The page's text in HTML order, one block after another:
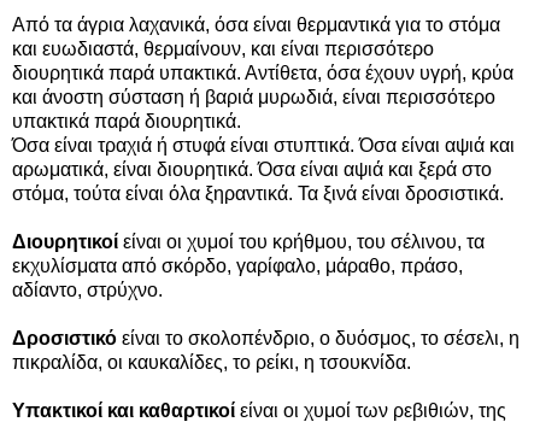
Από τα άγρια λαχανικά, όσα είναι θερμαντικά για το στόμα
και ευωδιαστά, θερμαίνουν, και είναι περισσότερο
διουρητικά παρά υπακτικά. Αντίθετα, όσα έχουν υγρή, κρύα
και άνοστη σύσταση ή βαριά μυρωδιά, είναι περισσότερο
υπακτικά παρά διουρητικά.
Όσα είναι τραχιά ή στυφά είναι στυπτικά. Όσα είναι αψιά και
αρωματικά, είναι διουρητικά. Όσα είναι αψιά και ξερά στο
στόμα, τούτα είναι όλα ξηραντικά. Τα ξινά είναι δροσιστικά.
Διουρητικοί είναι οι χυμοί του κρήθμου, του σέλινου, τα
εκχυλίσματα από σκόρδο, γαρίφαλο, μάραθο, πράσο,
αδίαντο, στρύχνο.
Δροσιστικό είναι το σκολοπένδριο, ο δυόσμος, το σέσελι, η
πικραλίδα, οι καυκαλίδες, το ρείκι, η τσουκνίδα.
Υπακτικοί και καθαρτικοί είναι οι χυμοί των ρεβιθιών, της